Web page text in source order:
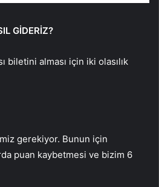
GİDERİZ?
biletini alması için iki olasılık
gerekiyor. Bunun için
puan kaybetmesi ve bizim 6